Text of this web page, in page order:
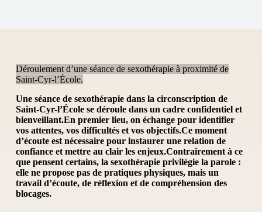
Déroulement d’une séance de sexothérapie à proximité de
Saint-Cyr-l’École.
Une séance de sexothérapie dans la circonscription de
Saint-Cyr-l’École se déroule dans un cadre confidentiel et
bienveillant.En premier lieu, on échange pour identifier
vos attentes, vos difficultés et vos objectifs.Ce moment
d’écoute est nécessaire pour instaurer une relation de
confiance et mettre au clair les enjeux.Contrairement à ce
que pensent certains, la sexothérapie privilégie la parole :
elle ne propose pas de pratiques physiques, mais un
travail d’écoute, de réflexion et de compréhension des
blocages.